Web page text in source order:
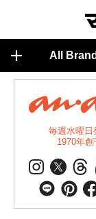
All
毎週水曜日
1970年創